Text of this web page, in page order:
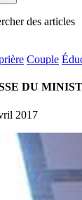
des articles
Couple
DU
2017